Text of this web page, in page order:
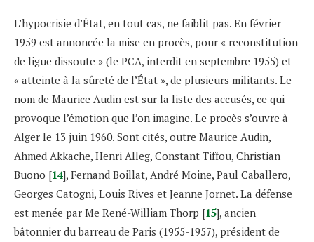
L’hypocrisie d’État, en tout cas, ne faiblit pas. En février
1959 est annoncée la mise en procès, pour « reconstitution
de ligue dissoute » (le PCA, interdit en septembre 1955) et
« atteinte à la sûreté de l’État », de plusieurs militants. Le
nom de Maurice Audin est sur la liste des accusés, ce qui
provoque l’émotion que l’on imagine. Le procès s’ouvre à
Alger le 13 juin 1960. Sont cités, outre Maurice Audin,
Ahmed Akkache, Henri Alleg, Constant Tiffou, Christian
Buono [14], Fernand Boillat, André Moine, Paul Caballero,
Georges Catogni, Louis Rives et Jeanne Jornet. La défense
est menée par Me René-William Thorp [15], ancien
bâtonnier du barreau de Paris (1955-1957), président de